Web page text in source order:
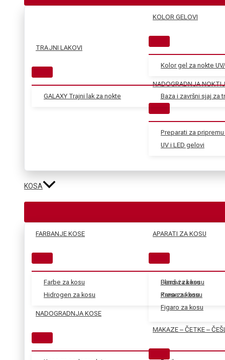
TRAJNI LAKOVI
GALAXY Trajni lak za nokte Baza i završni sjaj za
KOLOR GELOVI
Kolor gel za nokte
NADOGRADNJA
Preparati za pripremu
UV i LED gelovi
KOSA
FARBANJE KOSE
Farbe za kosu
Hidrogen za kosu
Blanš za kosu
Kana za kosu
NADOGRADNJA KOSE
APARATI ZA KOSU
Fenovi za kosu
Prese za kosu
Figaro za kosu
MAKAZE – ČETKE –